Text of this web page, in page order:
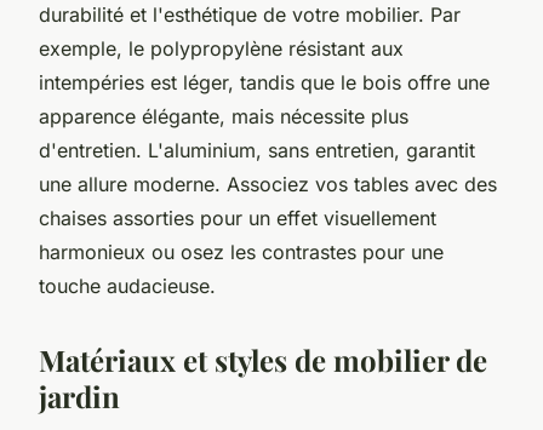
durabilité et l'esthétique de votre mobilier. Par
exemple, le polypropylène résistant aux
intempéries est léger, tandis que le bois offre une
apparence élégante, mais nécessite plus
d'entretien. L'aluminium, sans entretien, garantit
une allure moderne. Associez vos tables avec des
chaises assorties pour un effet visuellement
harmonieux ou osez les contrastes pour une
touche audacieuse.
Matériaux et styles de mobilier de
jardin